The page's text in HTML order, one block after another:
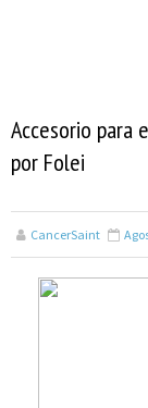
Accesorio para
por Folei
CancerSaint